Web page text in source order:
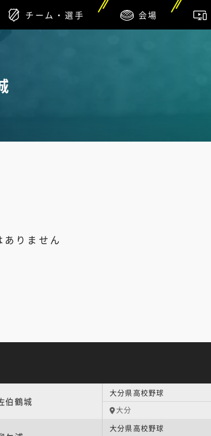
チーム・選手 会場
りません
伯鶴城
大分県高校野球
大分
大分県高校野球